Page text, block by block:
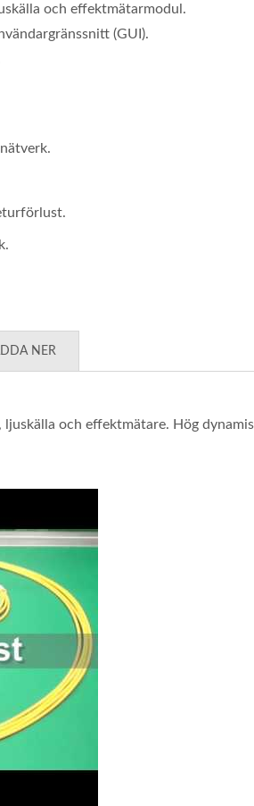
och effektmätarmodul.
(GUI).
NER
och effektmätare. Hög
OTH 3000, optisk testhub,
Pet II)